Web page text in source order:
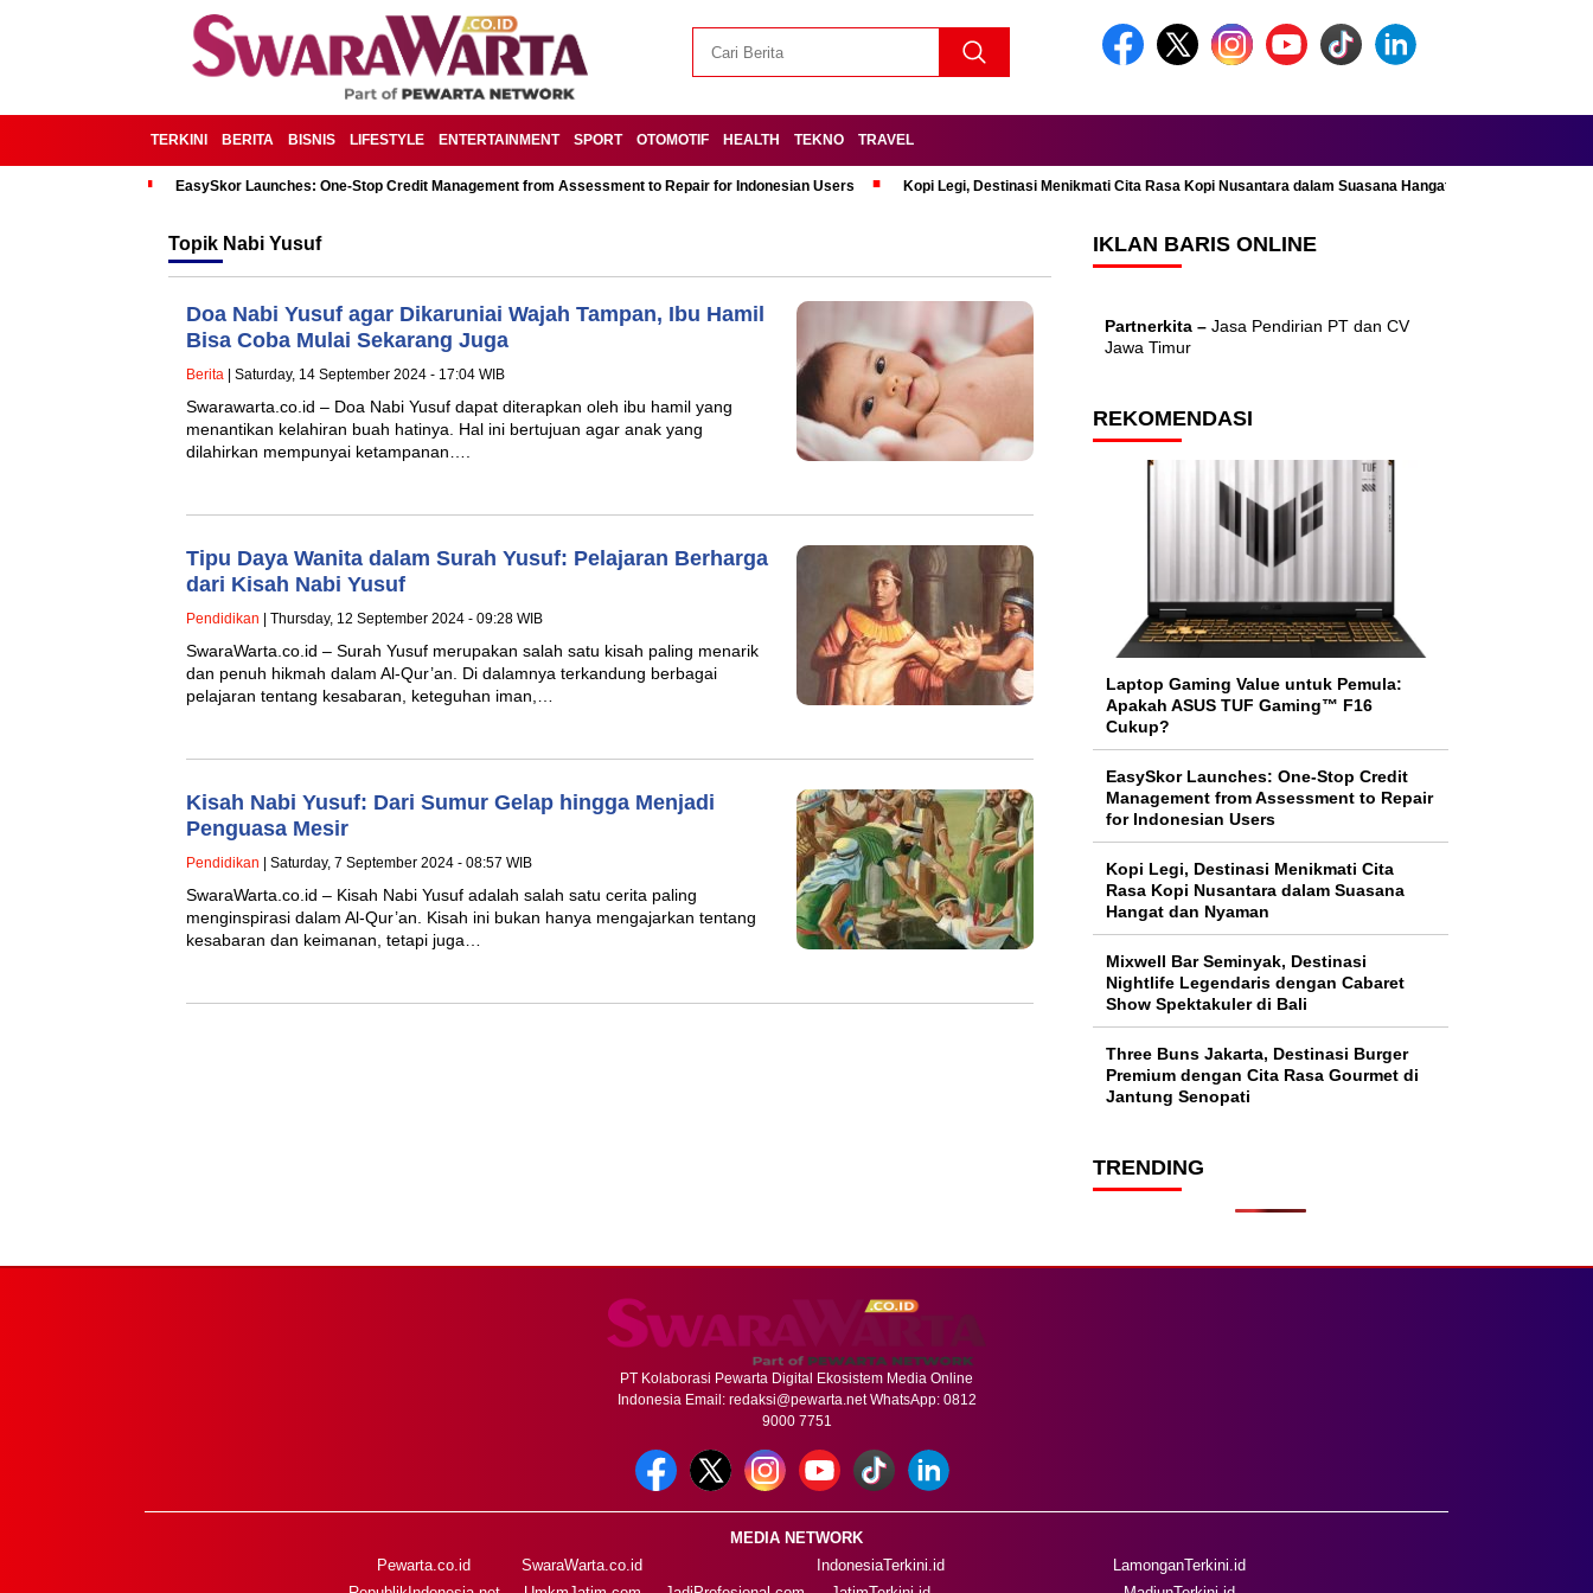
TERKINI BERITA BISNIS LIFESTYLE ENTERTAINMENT SPORT OTOMOTIF HEALTH TEKNO TRAVEL
EasySkor Launches: One-Stop Credit Management from Assessment to Repair for Indonesian Users Kopi Legi, Destinasi Menikmati Cita Rasa Kopi Nusantara dalam Suasana Hangat dan Nyaman
Topik Nabi Yusuf
Doa Nabi Yusuf agar Dikaruniai Wajah Tampan, Ibu Hamil
Bisa Coba Mulai Sekarang Juga
Berita | Saturday, 14 September 2024 - 17:04 WIB
Swarawarta.co.id – Doa Nabi Yusuf dapat diterapkan oleh ibu hamil yang
menantikan kelahiran buah hatinya. Hal ini bertujuan agar anak yang
dilahirkan mempunyai ketampanan….
Tipu Daya Wanita dalam Surah Yusuf: Pelajaran Berharga
dari Kisah Nabi Yusuf
Pendidikan | Thursday, 12 September 2024 - 09:28 WIB
SwaraWarta.co.id – Surah Yusuf merupakan salah satu kisah paling menarik
dan penuh hikmah dalam Al-Qur’an. Di dalamnya terkandung berbagai
pelajaran tentang kesabaran, keteguhan iman,…
Kisah Nabi Yusuf: Dari Sumur Gelap hingga Menjadi
Penguasa Mesir
Pendidikan | Saturday, 7 September 2024 - 08:57 WIB
SwaraWarta.co.id – Kisah Nabi Yusuf adalah salah satu cerita paling
menginspirasi dalam Al-Qur’an. Kisah ini bukan hanya mengajarkan tentang
kesabaran dan keimanan, tetapi juga…
IKLAN BARIS ONLINE
Partnerkita – Jasa Pendirian PT dan CV
Jawa Timur
REKOMENDASI
Laptop Gaming Value untuk Pemula:
Apakah ASUS TUF Gaming™ F16
Cukup?
EasySkor Launches: One-Stop Credit
Management from Assessment to Repair
for Indonesian Users
Kopi Legi, Destinasi Menikmati Cita
Rasa Kopi Nusantara dalam Suasana
Hangat dan Nyaman
Mixwell Bar Seminyak, Destinasi
Nightlife Legendaris dengan Cabaret
Show Spektakuler di Bali
Three Buns Jakarta, Destinasi Burger
Premium dengan Cita Rasa Gourmet di
Jantung Senopati
TRENDING
PT Kolaborasi Pewarta Digital Ekosistem Media Online
Indonesia Email: redaksi@pewarta.netWhatsApp: 0812
9000 7751
MEDIA NETWORK
Pewarta.co.id
SwaraWarta.co.id
IndonesiaTerkini.id
LamonganTerkini.id